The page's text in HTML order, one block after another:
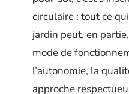
circulaire : tout ce
jardin peut, en
mode de
l’autonomie, la
approche